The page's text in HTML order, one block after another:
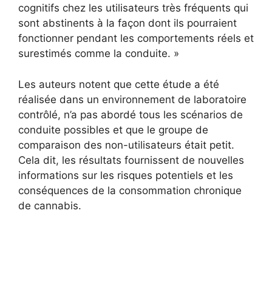
cognitifs chez les utilisateurs très fréquents qui
sont abstinents à la façon dont ils pourraient
fonctionner pendant les comportements réels et
surestimés comme la conduite. »
Les auteurs notent que cette étude a été
réalisée dans un environnement de laboratoire
contrôlé, n’a pas abordé tous les scénarios de
conduite possibles et que le groupe de
comparaison des non-utilisateurs était petit.
Cela dit, les résultats fournissent de nouvelles
informations sur les risques potentiels et les
conséquences de la consommation chronique
de cannabis.